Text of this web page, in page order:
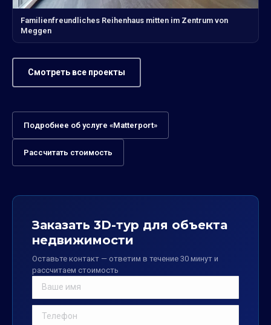
Familienfreundliches Reihenhaus mitten im Zentrum von
Meggen
Смотреть все проекты
Подробнее об услуге «Matterport»
Рассчитать стоимость
Заказать 3D-тур для объекта
недвижимости
Оставьте контакт — ответим в течение 30 минут и
рассчитаем стоимость